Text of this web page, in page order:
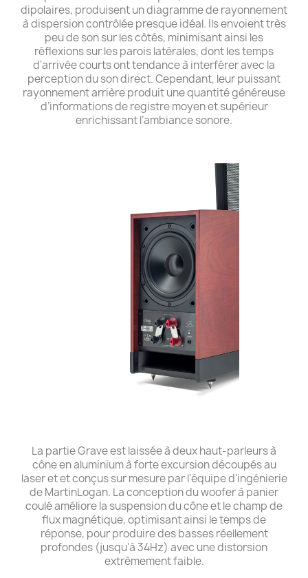
dipolaires, produisent un diagramme de rayonnement
à dispersion contrôlée presque idéal. Ils envoient très
peu de son sur les côtés, minimisant ainsi les
réflexions sur les parois latérales, dont les temps
d'arrivée courts ont tendance à interférer avec la
perception du son direct. Cependant, leur puissant
rayonnement arrière produit une quantité généreuse
d’informations de registre moyen et supérieur
enrichissant l’ambiance sonore.
La partie Grave est laissée à deux haut-parleurs à
cône en aluminium à forte excursion découpés au
laser et et conçus sur mesure par l'équipe d'ingénierie
de MartinLogan. La conception du woofer à panier
coulé améliore la suspension du cône et le champ de
flux magnétique, optimisant ainsi le temps de
réponse, pour produire des basses réellement
profondes (jusqu'à 34Hz) avec une distorsion
extrêmement faible.